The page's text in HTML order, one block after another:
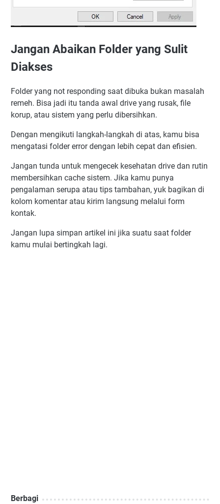
Jangan Abaikan Folder yang Sulit
Diakses
Folder yang not responding saat dibuka bukan masalah
remeh. Bisa jadi itu tanda awal drive yang rusak, file
korup, atau sistem yang perlu dibersihkan.
Dengan mengikuti langkah-langkah di atas, kamu bisa
mengatasi folder error dengan lebih cepat dan efisien.
Jangan tunda untuk mengecek kesehatan drive dan rutin
membersihkan cache sistem. Jika kamu punya
pengalaman serupa atau tips tambahan, yuk bagikan di
kolom komentar atau kirim langsung melalui form
kontak.
Jangan lupa simpan artikel ini jika suatu saat folder
kamu mulai bertingkah lagi.
Berbagi